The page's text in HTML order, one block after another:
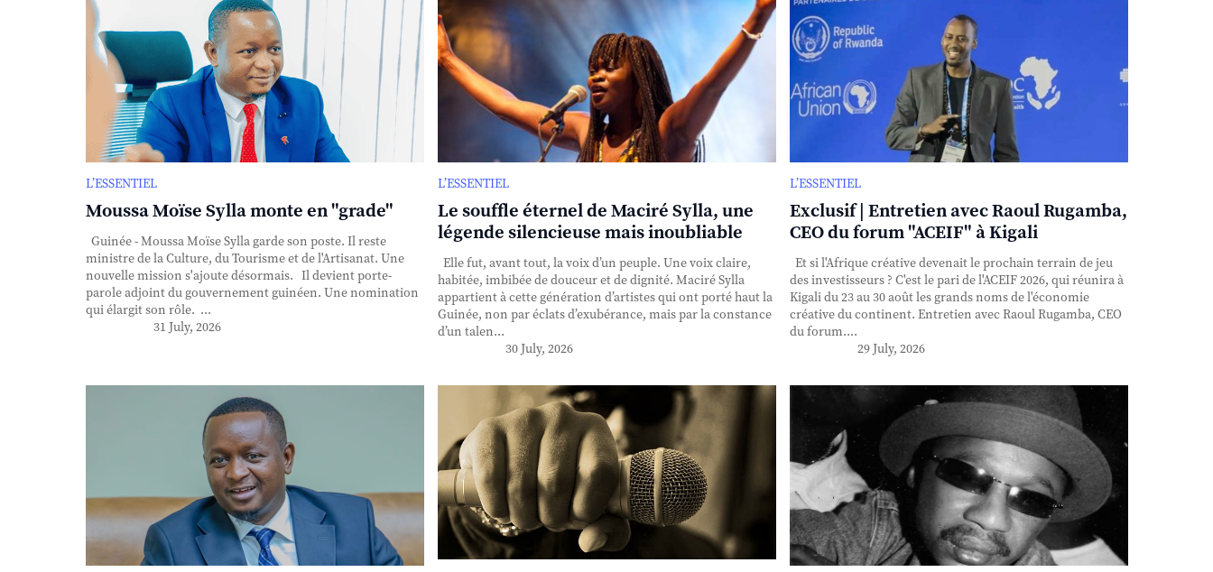
L’ESSENTIEL
Moussa Moïse Sylla monte en "grade"
Guinée - Moussa Moïse Sylla garde son poste. Il reste
ministre de la Culture, du Tourisme et de l'Artisanat. Une
nouvelle mission s'ajoute désormais. Il devient porte-
parole adjoint du gouvernement guinéen. Une nomination
qui élargit son rôle. ...
31 July, 2026
L’ESSENTIEL
Le souffle éternel de Maciré Sylla, une
légende silencieuse mais inoubliable
Elle fut, avant tout, la voix d’un peuple. Une voix claire,
habitée, imbibée de douceur et de dignité. Maciré Sylla
appartient à cette génération d’artistes qui ont porté haut la
Guinée, non par éclats d’exubérance, mais par la constance
d’un talen...
30 July, 2026
L’ESSENTIEL
Exclusif | Entretien avec Raoul Rugamba,
CEO du forum "ACEIF" à Kigali
Et si l'Afrique créative devenait le prochain terrain de jeu
des investisseurs ? C'est le pari de l'ACEIF 2026, qui réunira à
Kigali du 23 au 30 août les grands noms de l'économie
créative du continent. Entretien avec Raoul Rugamba, CEO
du forum....
29 July, 2026